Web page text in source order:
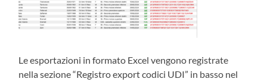
Le esportazioni in formato Excel vengono registrate
nella sezione “Registro export codici UDI” in basso nel